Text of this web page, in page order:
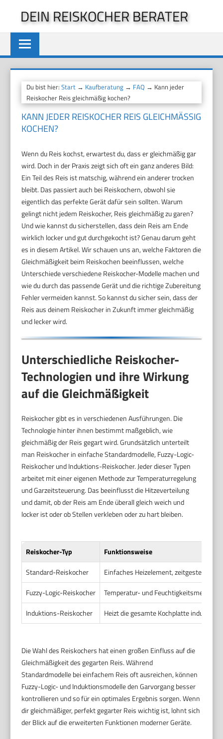
springen
DEIN REISKOCHER BERATER
Du bist hier:Start → Kaufberatung → FAQ → Kann jeder
Reiskocher Reis gleichmäßig kochen?
KANN JEDER REISKOCHER REIS GLEICHMÄSSIG K
OCHEN?
Wenn du Reis kochst, erwartest du, dass er gleichmäßig gar
wird. Doch in der Praxis zeigt sich oft ein ganz anderes Bild:
Ein Teil des Reis ist matschig, während ein anderer trocken
bleibt. Das passiert auch bei Reiskochern, obwohl sie
eigentlich das perfekte Gerät dafür sein sollten. Warum
gelingt nicht jedem Reiskocher, Reis gleichmäßig zu garen?
Und wie kannst du sicherstellen, dass dein Reis am Ende
wirklich locker und gut durchgekocht ist? Genau darum geht
es in diesem Artikel. Wir schauen uns an, welche Faktoren die
Gleichmäßigkeit beim Reiskochen beeinflussen, welche
Unterschiede verschiedene Reiskocher-Modelle machen und
wie du durch das passende Gerät und die richtige Zubereitung
Fehler vermeiden kannst. So kannst du sicher sein, dass der
Reis aus deinem Reiskocher in Zukunft immer gleichmäßig
und lecker wird.
Unterschiedliche Reiskocher-
Technologien und ihre Wirkung
auf die Gleichmäßigkeit
Reiskocher gibt es in verschiedenen Ausführungen. Die
Technologie hinter ihnen bestimmt maßgeblich, wie
gleichmäßig der Reis gegart wird. Grundsätzlich unterteilt
man Reiskocher in einfache Standardmodelle, Fuzzy-Logic-
Reiskocher und Induktions-Reiskocher. Jeder dieser Typen
arbeitet mit einer eigenen Methode zur Temperaturregelung
und Garzeitsteuerung. Das beeinflusst die Hitzeverteilung
und damit, ob der Reis am Ende überall gleich weich und
locker ist oder ob Stellen verkleben oder zu hart bleiben.
Reiskocher-Typ
Funktionsweise
Standard-Reiskocher
Einfaches Heizelement, zeitgesteuert,
Fuzzy-Logic-Reiskocher
Temperatur- und Feuchtigkeitsmesser
Induktions-Reiskocher
Heizt die gesamte Kochplatte induktiv,
Die Wahl des Reiskochers hat einen großen Einfluss auf die
Gleichmäßigkeit des gegarten Reis. Während
Standardmodelle bei einfachem Reis oft ausreichen, können
Fuzzy-Logic- und Induktionsmodelle den Garvorgang besser
kontrollieren und so für ein optimales Ergebnis sorgen. Wenn
dir gleichmäßiger, perfekt gegarter Reis wichtig ist, lohnt sich
der Blick auf die erweiterten Funktionen moderner Geräte.